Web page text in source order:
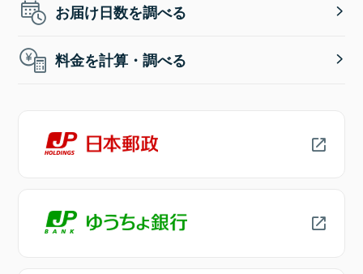
お届け日数を調べる
料金を計算・調べる